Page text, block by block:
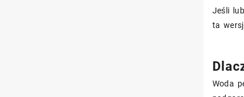
Jeśli
ta
Woda